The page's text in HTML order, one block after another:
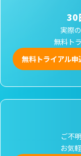
30
実際
無料ト
無料トライアル申
ご不
お気